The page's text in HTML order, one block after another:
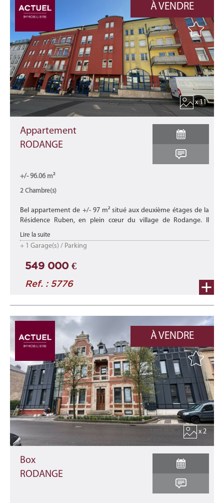
À VENDRE
x 11
Appartement
RODANGE
+/- 96.06 m²
2 Chambre(s)
Bel appartement de +/- 97 m² situé aux deuxième étages de la
Résidence Ruben, en plein cœur du village de Rodange. Il
bénéficie d'un emplacement idéal à quelques mètres de la gare,
des ...
Lire la suite
+ 1 Garage(s) / Parking
549 000 €
Ref. : 5776
À VENDRE
x 2
Box
RODANGE